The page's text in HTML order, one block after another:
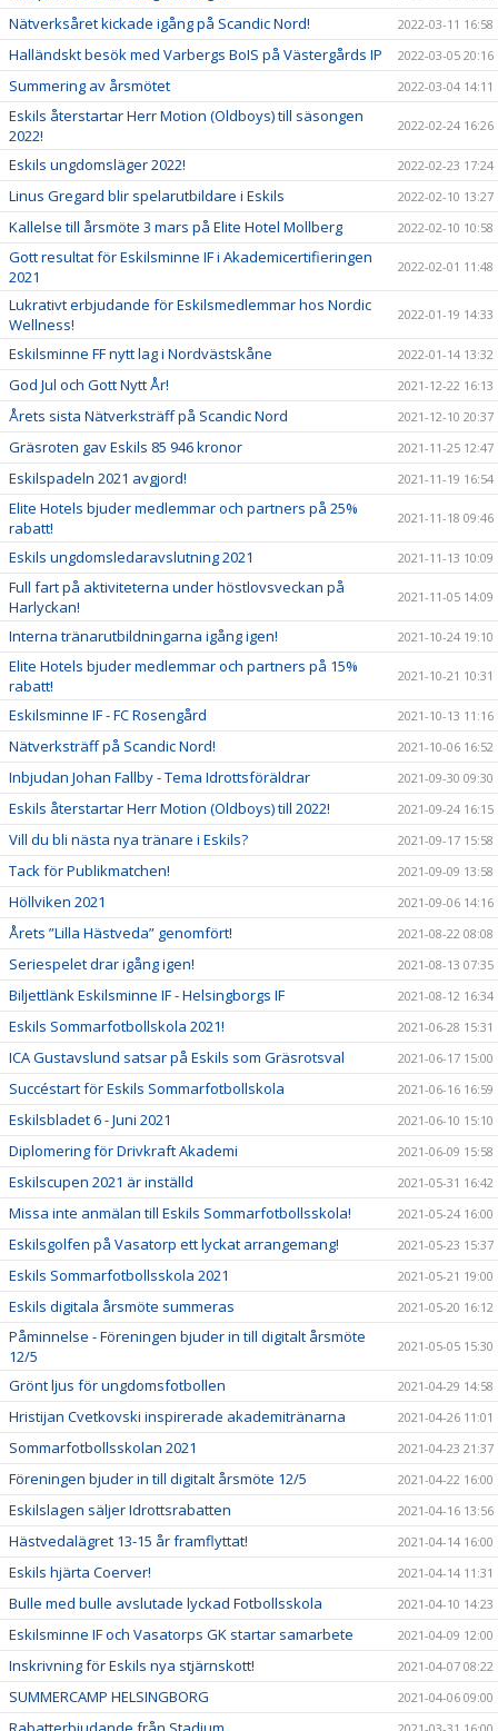
Nätverksåret kickade igång på Scandic Nord! 2022-03-11 16:58
Halländskt besök med Varbergs BoIS på Västergårds IP 2022-03-05 20:16
Summering av årsmötet 2022-03-04 14:11
Eskils återstartar Herr Motion (Oldboys) till säsongen
2022!
2022-02-24 16:26
Eskils ungdomsläger 2022! 2022-02-23 17:24
Linus Gregard blir spelarutbildare i Eskils 2022-02-10 13:27
Kallelse till årsmöte 3 mars på Elite Hotel Mollberg 2022-02-10 10:58
Gott resultat för Eskilsminne IF i Akademicertifieringen
2021
2022-02-01 11:48
Lukrativt erbjudande för Eskilsmedlemmar hos Nordic
Wellness!
2022-01-19 14:33
Eskilsminne FF nytt lag i Nordvästskåne 2022-01-14 13:32
God Jul och Gott Nytt År! 2021-12-22 16:13
Årets sista Nätverksträff på Scandic Nord 2021-12-10 20:37
Gräsroten gav Eskils 85 946 kronor 2021-11-25 12:47
Eskilspadeln 2021 avgjord! 2021-11-19 16:54
Elite Hotels bjuder medlemmar och partners på 25%
rabatt!
2021-11-18 09:46
Eskils ungdomsledaravslutning 2021 2021-11-13 10:09
Full fart på aktiviteterna under höstlovsveckan på
Harlyckan!
2021-11-05 14:09
Interna tränarutbildningarna igång igen! 2021-10-24 19:10
Elite Hotels bjuder medlemmar och partners på 15%
rabatt!
2021-10-21 10:31
Eskilsminne IF - FC Rosengård 2021-10-13 11:16
Nätverksträff på Scandic Nord! 2021-10-06 16:52
Inbjudan Johan Fallby - Tema Idrottsföräldrar 2021-09-30 09:30
Eskils återstartar Herr Motion (Oldboys) till 2022! 2021-09-24 16:15
Vill du bli nästa nya tränare i Eskils? 2021-09-17 15:58
Tack för Publikmatchen! 2021-09-09 13:58
Höllviken 2021 2021-09-06 14:16
Årets ”Lilla Hästveda” genomfört! 2021-08-22 08:08
Seriespelet drar igång igen! 2021-08-13 07:35
Biljettlänk Eskilsminne IF - Helsingborgs IF 2021-08-12 16:34
Eskils Sommarfotbollskola 2021! 2021-06-28 15:31
ICA Gustavslund satsar på Eskils som Gräsrotsval 2021-06-17 15:00
Succéstart för Eskils Sommarfotbollskola 2021-06-16 16:59
Eskilsbladet 6 - Juni 2021 2021-06-10 15:10
Diplomering för Drivkraft Akademi 2021-06-09 15:58
Eskilscupen 2021 är inställd 2021-05-31 16:42
Missa inte anmälan till Eskils Sommarfotbollsskola! 2021-05-24 16:00
Eskilsgolfen på Vasatorp ett lyckat arrangemang! 2021-05-23 15:37
Eskils Sommarfotbollsskola 2021 2021-05-21 19:00
Eskils digitala årsmöte summeras 2021-05-20 16:12
Påminnelse - Föreningen bjuder in till digitalt årsmöte
12/5
2021-05-05 15:30
Grönt ljus för ungdomsfotbollen 2021-04-29 14:58
Hristijan Cvetkovski inspirerade akademitränarna 2021-04-26 11:01
Sommarfotbollsskolan 2021 2021-04-23 21:37
Föreningen bjuder in till digitalt årsmöte 12/5 2021-04-22 16:00
Eskilslagen säljer Idrottsrabatten 2021-04-16 13:56
Hästvedalägret 13-15 år framflyttat! 2021-04-14 16:00
Eskils hjärta Coerver! 2021-04-14 11:31
Bulle med bulle avslutade lyckad Fotbollsskola 2021-04-10 14:23
Eskilsminne IF och Vasatorps GK startar samarbete 2021-04-09 12:00
Inskrivning för Eskils nya stjärnskott! 2021-04-07 08:22
SUMMERCAMP HELSINGBORG 2021-04-06 09:00